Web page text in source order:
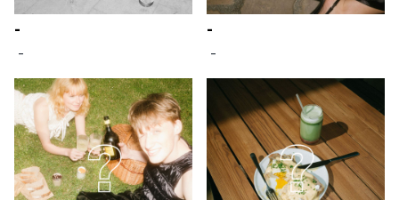
-
-
-
-